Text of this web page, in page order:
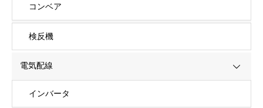
コンベア
検反機
電気配線
インバータ